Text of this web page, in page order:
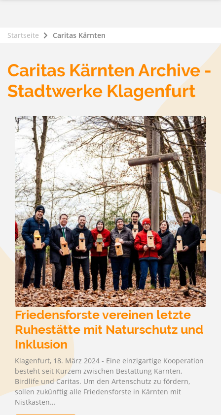
Startseite Caritas Kärnten
Caritas Kärnten Archive -
Stadtwerke Klagenfurt
Friedensforste vereinen letzte
Ruhestätte mit Naturschutz und
Inklusion
Klagenfurt, 18. März 2024 - Eine einzigartige Kooperation
besteht seit Kurzem zwischen Bestattung Kärnten,
Birdlife und Caritas. Um den Artenschutz zu fördern,
sollen zukünftig alle Friedensforste in Kärnten mit
Nistkästen…